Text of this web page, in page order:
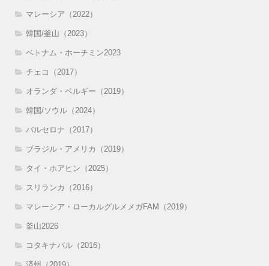
マレーシア（2022）
韓国/釜山（2023）
ベトナム・ホーチミン2023
チェコ（2017）
オランダ・ベルギー（2019）
韓国/ソウル（2024）
バルセロナ（2017）
ブラジル・アメリカ（2019）
タイ・ホアヒン（2025）
スリランカ（2016）
マレーシア・ローカルグルメメガFAM（2019）
釜山2026
コタキナバル（2016）